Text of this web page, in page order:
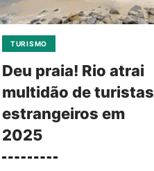
TURISMO
Deu praia! Rio atrai
multidão de turistas
estrangeiros em
2025